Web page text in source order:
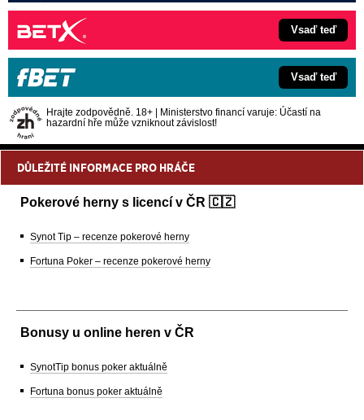
Vsaď teď
Vsaď teď
Hrajte zodpovědně. 18+ | Ministerstvo financí varuje: Účastí na
hazardní hře může vzniknout závislost!
DŮLEŽITÉ INFORMACE PRO HRÁČE
Pokerové herny s licencí v ČR 🇨🇿
Synot Tip – recenze pokerové herny
Fortuna Poker – recenze pokerové herny
Bonusy u online heren v ČR
SynotTip bonus poker aktuálně
Fortuna bonus poker aktuálně